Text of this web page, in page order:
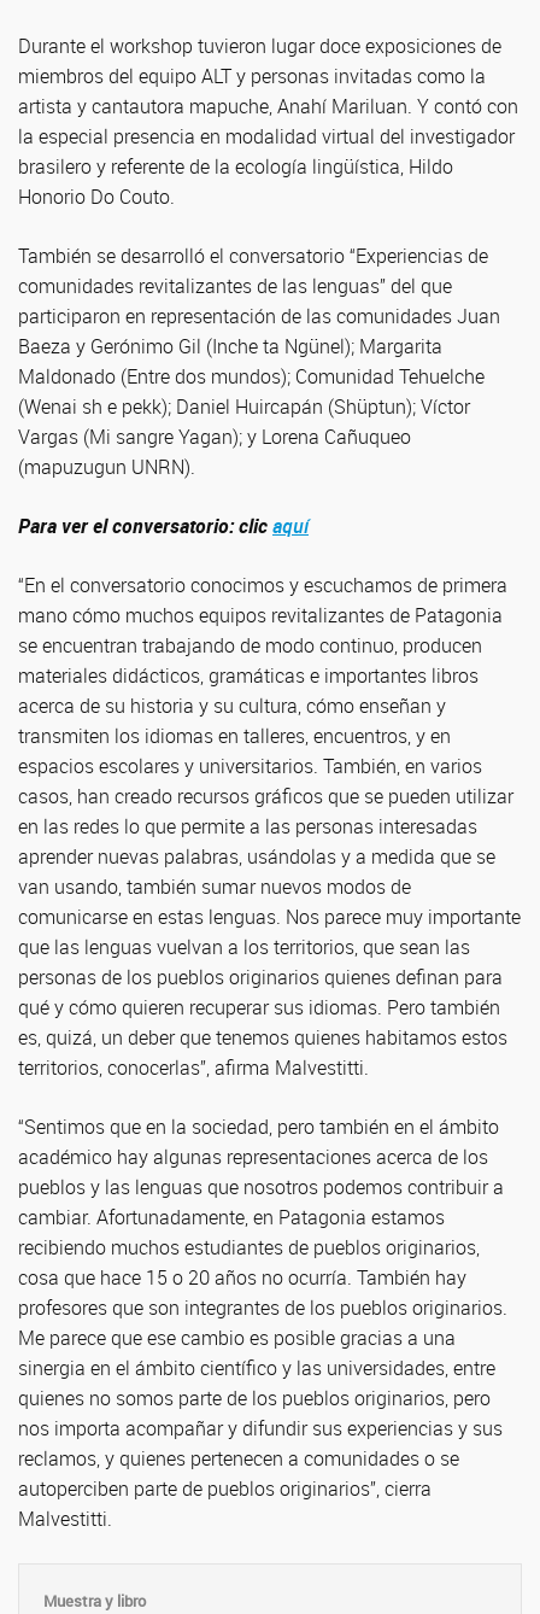
Durante el workshop tuvieron lugar doce exposiciones de
miembros del equipo ALT y personas invitadas como la
artista y cantautora mapuche, Anahí Mariluan. Y contó con
la especial presencia en modalidad virtual del investigador
brasilero y referente de la ecología lingüística, Hildo
Honorio Do Couto.
También se desarrolló el conversatorio “Experiencias de
comunidades revitalizantes de las lenguas” del que
participaron en representación de las comunidades Juan
Baeza y Gerónimo Gil (Inche ta Ngünel); Margarita
Maldonado (Entre dos mundos); Comunidad Tehuelche
(Wenai sh e pekk); Daniel Huircapán (Shüptun); Víctor
Vargas (Mi sangre Yagan); y Lorena Cañuqueo
(mapuzugun UNRN).
Para ver el conversatorio: clicaquí
“En el conversatorio conocimos y escuchamos de primera
mano cómo muchos equipos revitalizantes de Patagonia
se encuentran trabajando de modo continuo, producen
materiales didácticos, gramáticas e importantes libros
acerca de su historia y su cultura, cómo enseñan y
transmiten los idiomas en talleres, encuentros, y en
espacios escolares y universitarios. También, en varios
casos, han creado recursos gráficos que se pueden utilizar
en las redes lo que permite a las personas interesadas
aprender nuevas palabras, usándolas y a medida que se
van usando, también sumar nuevos modos de
comunicarse en estas lenguas. Nos parece muy importante
que las lenguas vuelvan a los territorios, que sean las
personas de los pueblos originarios quienes definan para
qué y cómo quieren recuperar sus idiomas. Pero también
es, quizá, un deber que tenemos quienes habitamos estos
territorios, conocerlas”, afirma Malvestitti.
“Sentimos que en la sociedad, pero también en el ámbito
académico hay algunas representaciones acerca de los
pueblos y las lenguas que nosotros podemos contribuir a
cambiar. Afortunadamente, en Patagonia estamos
recibiendo muchos estudiantes de pueblos originarios,
cosa que hace 15 o 20 años no ocurría. También hay
profesores que son integrantes de los pueblos originarios.
Me parece que ese cambio es posible gracias a una
sinergia en el ámbito científico y las universidades, entre
quienes no somos parte de los pueblos originarios, pero
nos importa acompañar y difundir sus experiencias y sus
reclamos, y quienes pertenecen a comunidades o se
autoperciben parte de pueblos originarios”, cierra
Malvestitti.
Muestra y libro